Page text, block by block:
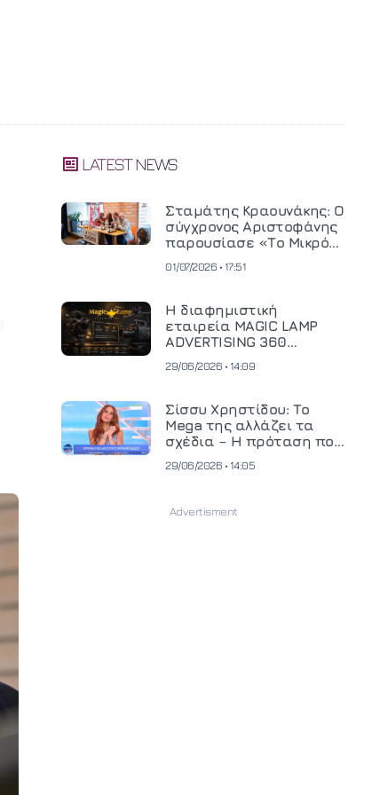
LATEST NEWS
Σταμάτης Κραουνάκης: Ο
σύγχρονος Αριστοφάνης
παρουσίασε «Το Μικρό
01/07/2026 • 17:51
Η διαφημιστική
εταιρεία MAGIC LAMP
ADVERTISING 360
κινηματογραφική
και ανεβάζει τον πήχη
στην παραγωγή
οπτικοακουστικού
περιεχομένου
29/06/2026 • 14:09
Σίσσυ Χρηστίδου: Το
Mega της αλλάζει τα
σχέδια – Η πρόταση που
29/06/2026 • 14:05